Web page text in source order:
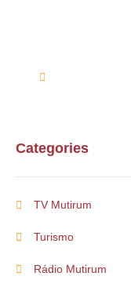
Categories
TV Mutirum
Turismo
Rádio Mutirum